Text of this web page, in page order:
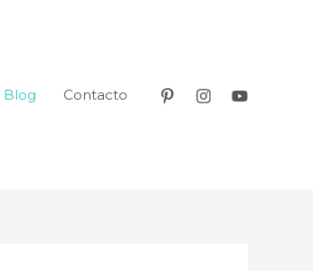
Blog Contacto